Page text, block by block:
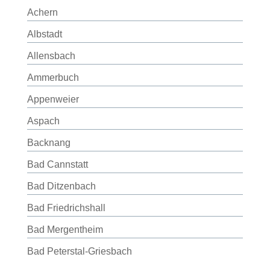
Achern
Albstadt
Allensbach
Ammerbuch
Appenweier
Aspach
Backnang
Bad Cannstatt
Bad Ditzenbach
Bad Friedrichshall
Bad Mergentheim
Bad Peterstal-Griesbach